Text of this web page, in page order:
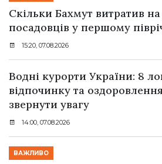
Скільки Бахмут витратив
посадовців у першому
15:20, 07.08.2026
Водні курорти України: 8
відпочинку та
звернути увагу
14:00, 07.08.2026
ВАЖЛИВО